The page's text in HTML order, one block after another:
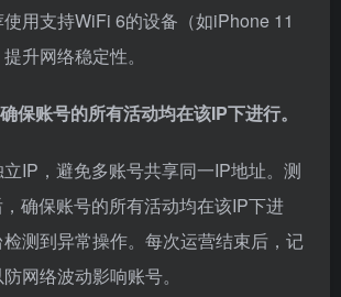
用支持WiFi 6的设备（如iPhone 11
升网络稳定性。
保账号的所有活动均在该IP下进行。
IP，避免多账号共享同一IP地址。测
确保账号的所有活动均在该IP下进
测到异常操作。每次运营结束后，记
网络波动影响账号。